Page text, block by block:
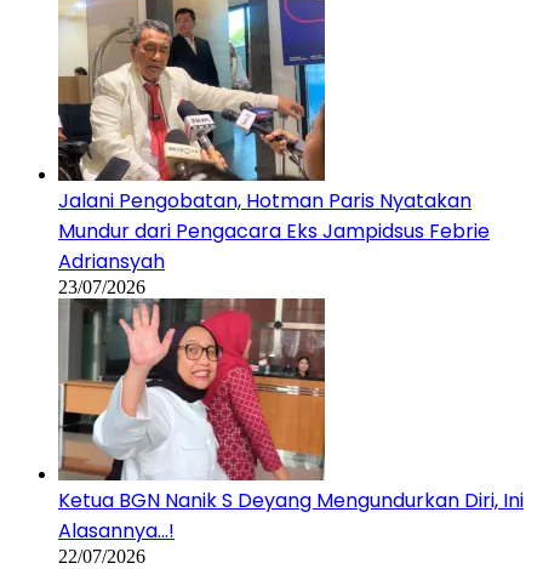
Jalani Pengobatan, Hotman Paris Nyatakan
Mundur dari Pengacara Eks Jampidsus Febrie
Adriansyah
23/07/2026
Ketua BGN Nanik S Deyang Mengundurkan Diri, Ini
Alasannya…!
22/07/2026